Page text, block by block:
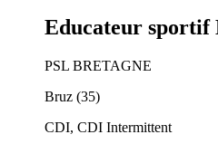
Educateur
PSL BRETAGNE
Bruz (35)
CDI, CDI Intermittent